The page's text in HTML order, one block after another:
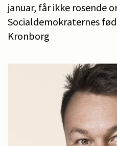
januar, får ikke rosende
Socialdemokraternes
Kronborg